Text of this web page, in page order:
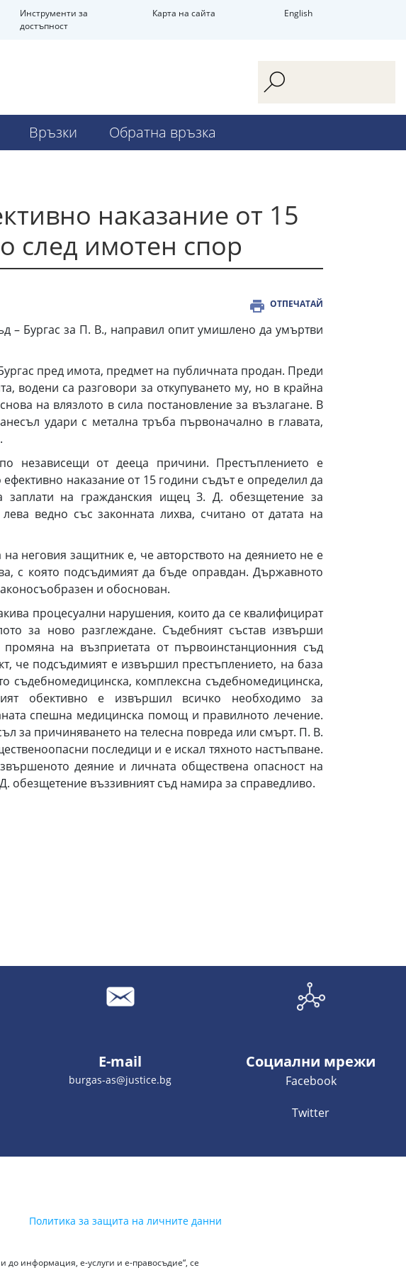
Инструменти за
достъпност
Карта на сайта English
Връзки Обратна връзка
наказание от 15
след имотен спор
ОТПЕЧАТАЙ
– Бургас за П. В., направил опит умишлено да умъртви
пред имота, предмет на публичната продан. Преди
водени са разговори за откупуването му, но в крайна
на влязлото в сила постановление за възлагане. В
удари с метална тръба първоначално в главата,
независещи от дееца причини. Престъплението е
наказание от 15 години съдът е определил да
на гражданския ищец З. Д. обезщетение за
ведно със законната лихва, считано от датата на
неговия защитник е, че авторството на деянието не е
с която подсъдимият да бъде оправдан. Държавното
и обоснован.
процесуални нарушения, които да се квалифицират
за ново разглеждане. Съдебният състав извърши
на възприетата от първоинстанционния съд
че подсъдимият е извършил престъплението, на база
съдебномедицинска, комплексна съдебномедицинска,
обективно е извършил всичко необходимо за
спешна медицинска помощ и правилното лечение.
за причиняването на телесна повреда или смърт. П. В.
последици и е искал тяхното настъпване.
деяние и личната обществена опасност на
обезщетение въззивният съд намира за справедливо.
E-mail
burgas-as@justice.bg
Социални мрежи
Facebook
Twitter
Политика за защита на личните данни
до информация, е-услуги и е-правосъдие“, се